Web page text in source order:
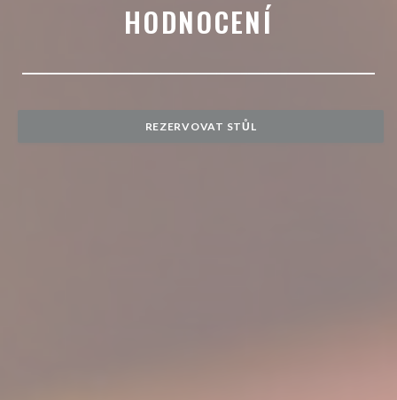
HODNOCENÍ
REZERVOVAT STŮL